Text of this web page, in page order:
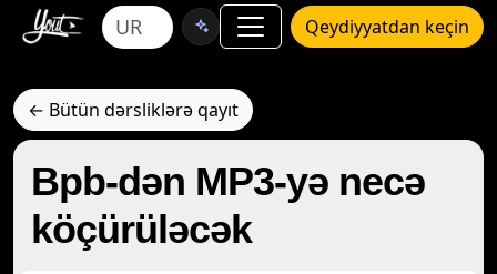
Qeydiyyatdan keçin
← Bütün dərsliklərə qayıt
Bpb-dən MP3-yə necə
köçürüləcək